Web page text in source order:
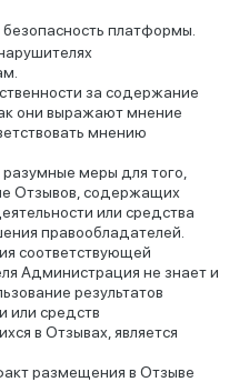
платформы.
за содержание
они выражают мнение
мнению
меры для того,
Отзывов, содержащих
или средства
правообладателей.
соответствующей
Администрация не знает и
результатов
или средств
в Отзывах, является
размещения в Отзыве